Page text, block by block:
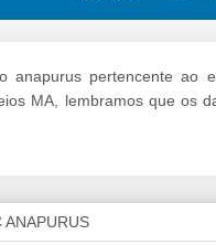
anapurus pertencente ao
MA, lembramos que os
ANAPURUS